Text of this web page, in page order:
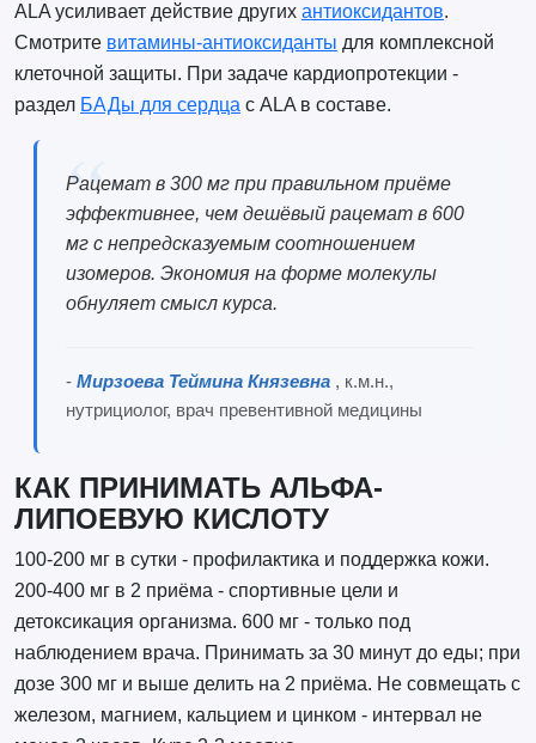
ALA усиливает действие других антиоксидантов.
Смотрите витамины-антиоксиданты для комплексной
клеточной защиты. При задаче кардиопротекции -
раздел БАДы для сердца с ALA в составе.
Рацемат в 300 мг при правильном приёме
эффективнее, чем дешёвый рацемат в 600
мг с непредсказуемым соотношением
изомеров. Экономия на форме молекулы
обнуляет смысл курса.
- Мирзоева Теймина Князевна , к.м.н.,
нутрициолог, врач превентивной медицины
КАК ПРИНИМАТЬ АЛЬФА-
ЛИПОЕВУЮ КИСЛОТУ
100-200 мг в сутки - профилактика и поддержка кожи.
200-400 мг в 2 приёма - спортивные цели и
детоксикация организма. 600 мг - только под
наблюдением врача. Принимать за 30 минут до еды; при
дозе 300 мг и выше делить на 2 приёма. Не совмещать с
железом, магнием, кальцием и цинком - интервал не